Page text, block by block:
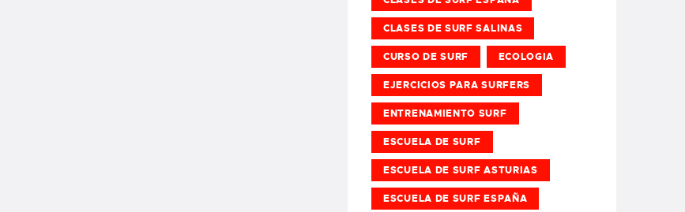
CLASES DE SURF SALINAS
CURSO DE SURF ECOLOGIA
EJERCICIOS PARA SURFERS
ENTRENAMIENTO SURF
ESCUELA DE SURF
ESCUELA DE SURF ASTURIAS
ESCUELA DE SURF ESPAÑA